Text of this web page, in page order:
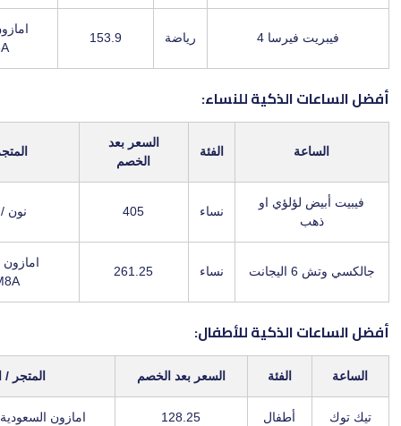
رياضة 153.9
X7J2M8A
الذكية للنساء:
الفئة
السعر بعد
الخصم
المتجر / الكود
او
نساء 405
نساء 261.25
X7J2M8A
الذكية للأطفال:
الفئة السعر بعد الخصم المتجر / الكود
أطفال 128.25 امازون السعودية / X7J2M8A